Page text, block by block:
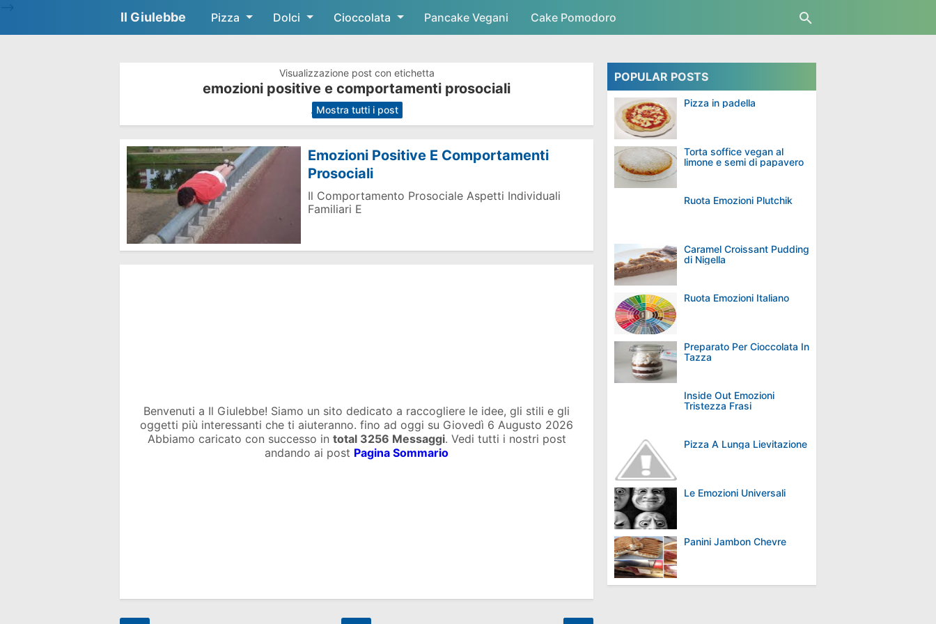
Skip to main content
Il Giulebbe Pizza Dolci Cioccolata Pancake Vegani Cake Pomodoro
Visualizzazione post con etichetta
emozioni positive e comportamenti prosociali
. Mostra tutti i post
Emozioni Positive E Comportamenti
Prosociali
Il Comportamento Prosociale Aspetti Individuali
Familiari E
Benvenuti a Il Giulebbe! Siamo un sito dedicato a raccogliere le idee, gli stili e gli
oggetti più interessanti che ti aiuteranno. fino ad oggi su Giovedì 6 Augusto 2026
Abbiamo caricato con successo in total 3256 Messaggi. Vedi tutti i nostri post
andando ai post Pagina Sommario
POPULAR POSTS
Pizza in padella
Torta soffice vegan al
limone e semi di papavero
Ruota Emozioni Plutchik
Caramel Croissant Pudding
di Nigella
Ruota Emozioni Italiano
Preparato Per Cioccolata In
Tazza
Inside Out Emozioni
Tristezza Frasi
Pizza A Lunga Lievitazione
Le Emozioni Universali
Panini Jambon Chevre